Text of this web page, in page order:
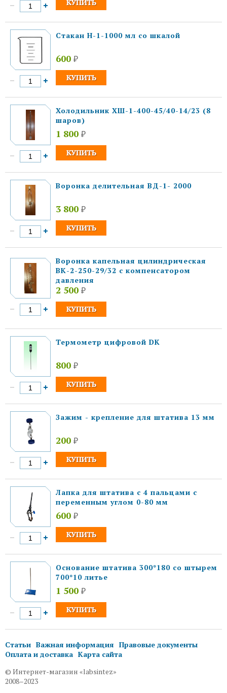
Стакан Н-1-1000 мл со шкалой
600 ₽
Холодильник ХШ-1-400-45/40-14/23 (8
шаров)
1 800 ₽
Воронка делительная ВД-1- 2000
3 800 ₽
Воронка капельная цилиндрическая
ВК-2-250-29/32 с компенсатором
давления
2 500 ₽
Термометр цифровой DK
800 ₽
Зажим - крепление для штатива 13 мм
200 ₽
Лапка для штатива с 4 пальцами с
переменным углом 0-80 мм
600 ₽
Основание штатива 300*180 со штырем
700*10 литье
1 500 ₽
Статьи Важная информация Правовые документы
Оплата и доставка Карта сайта
© Интернет-магазин «labsintez»
2008–2023